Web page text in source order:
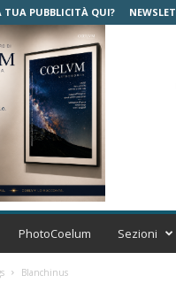
TUA PUBBLICITÀ QUI?
C
PhotoCoelum Sezioni
Blanchinus